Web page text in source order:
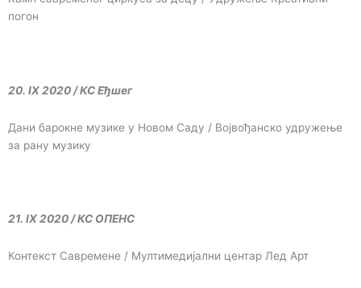
погон
20. IX 2020 / КС Еђшег
Дани барокне музике у Новом Саду / Војвођанско удружење
за рану музику
21. IX 2020 / КС ОПЕНС
Контекст Савремене / Мултимедијални центар Лед Арт